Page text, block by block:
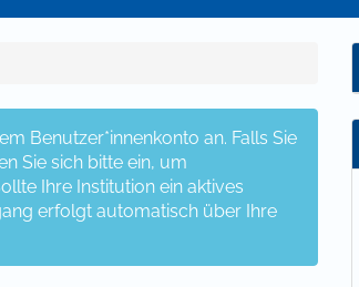
Benutzer*innenkonto an. Falls Sie
Sie sich bitte ein, um
Ihre Institution ein aktives
erfolgt automatisch über Ihre